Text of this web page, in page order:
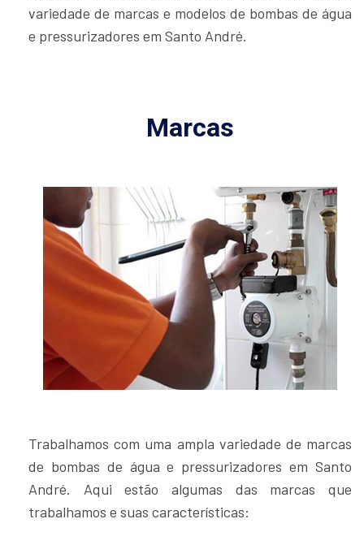
variedade de marcas e modelos de bombas de água
e pressurizadores em Santo André.
Marcas
Trabalhamos com uma ampla variedade de marcas
de bombas de água e pressurizadores em Santo
André. Aqui estão algumas das marcas que
trabalhamos e suas características: